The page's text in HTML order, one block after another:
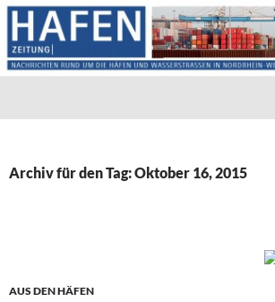
Archiv für den Tag: Oktober 16, 2015
AUS DEN HÄFEN